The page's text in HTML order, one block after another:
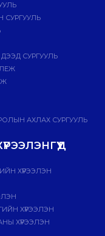
СУРГУУЛЬ
СУРГУУЛЬ
АХЛАХ СУРГУУЛЬ
ХҮРЭЭЛЭН
ХҮРЭЭЛЭН
ХҮРЭЭЛЭН